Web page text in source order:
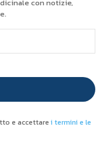
con notizie,
e accettare i termini e le